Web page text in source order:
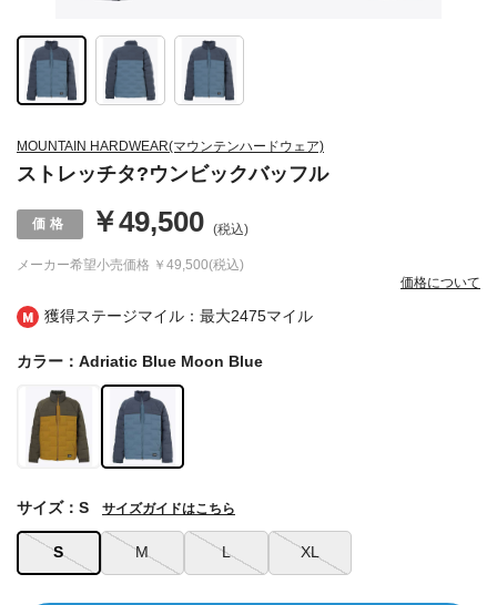
獲得ステージマイル：最大2475マイル
MOUNTAIN HARDWEAR(マウンテンハードウェア)
ストレッチタ?ウンビックバッフル
メーカー希望小売価格 ￥49,500(税込)
￥49,500 (税込)
価格について
カラー：Adriatic Blue Moon Blue
S M L XL
サイズ：S サイズガイドはこちら